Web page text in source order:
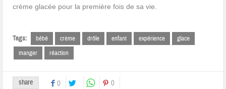
crème glacée pour la première fois de sa vie.
Tags: bébé crème drôle enfant expérience
glace
manger
réaction
share 0 0